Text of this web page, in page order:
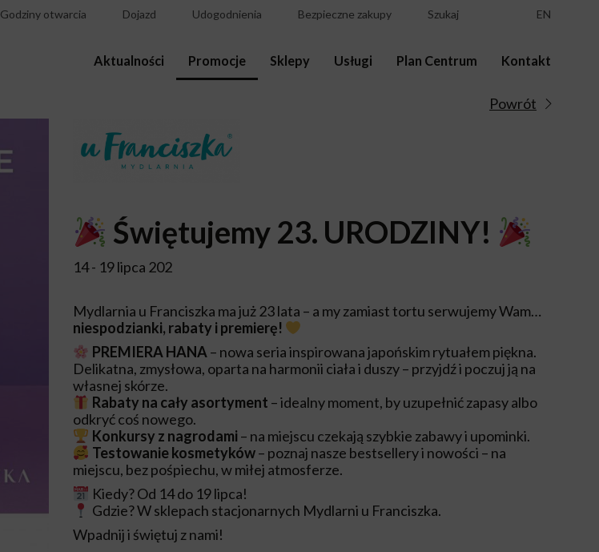
Godziny otwarcia Dojazd Udogodnienia Bezpieczne zakupy Szukaj EN
Aktualności Promocje Sklepy Usługi Plan Centrum Kontakt
Powrót
Świętujemy 23. URODZINY!
14 - 19 lipca 202
Mydlarnia u Franciszka ma już 23 lata – a my zamiast tortu serwujemy Wam…
niespodzianki, rabaty i premierę!
PREMIERA HANA – nowa seria inspirowana japońskim rytuałem piękna.
Delikatna, zmysłowa, oparta na harmonii ciała i duszy – przyjdź i poczuj ją na
własnej skórze.
Rabaty na cały asortyment – idealny moment, by uzupełnić zapasy albo
odkryć coś nowego.
Konkursy z nagrodami – na miejscu czekają szybkie zabawy i upominki.
Testowanie kosmetyków– poznaj nasze bestsellery i nowości – na
miejscu, bez pośpiechu, w miłej atmosferze.
Kiedy? Od 14 do 19 lipca!
Gdzie? W sklepach stacjonarnych Mydlarni u Franciszka.
Wpadnij i świętuj z nami!